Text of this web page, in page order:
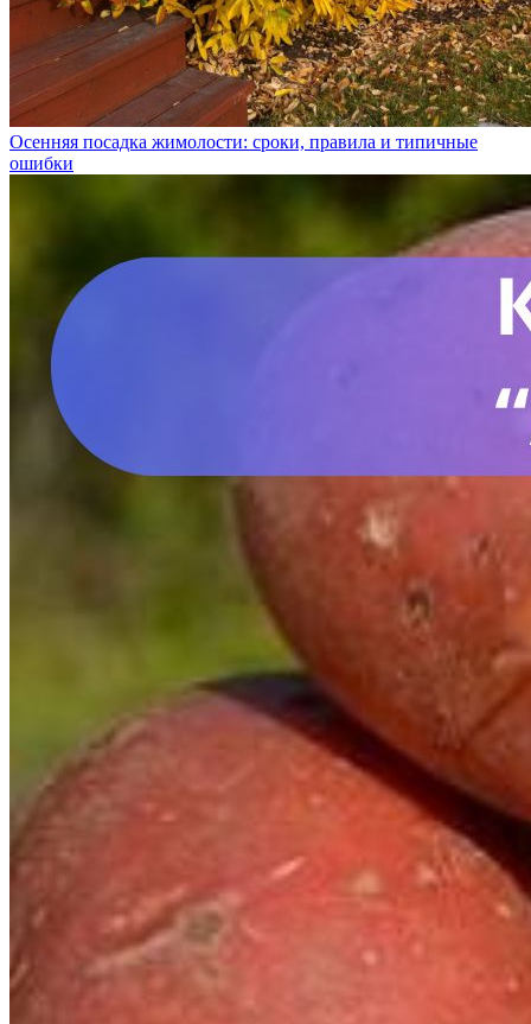
Осенняя посадка жимолости: сроки, правила и типичные
ошибки